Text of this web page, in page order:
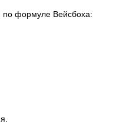
по формуле Вейсбоха: